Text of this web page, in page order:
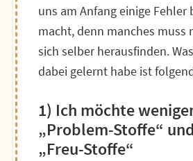
uns am Anfang einige Fehler
macht, denn manches muss
sich selber herausfinden.
dabei gelernt habe ist
1) Ich möchte
„Problem-Stoffe“
„Freu-Stoffe“